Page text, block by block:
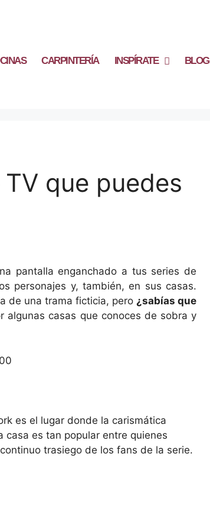
CARPINTERÍA INSPÍRATE BLOG
que puedes
pantalla enganchado a tus series de
personajes y, también, en sus casas.
de una trama ficticia, pero ¿sabías que
algunas casas que conoces de sobra y
es el lugar donde la carismática
casa es tan popular entre quienes
trasiego de los fans de la serie.